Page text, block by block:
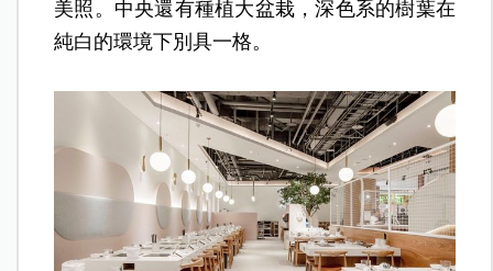
美照。中央還有種植大盆栽，深色系的樹葉在
純白的環境下別具一格。